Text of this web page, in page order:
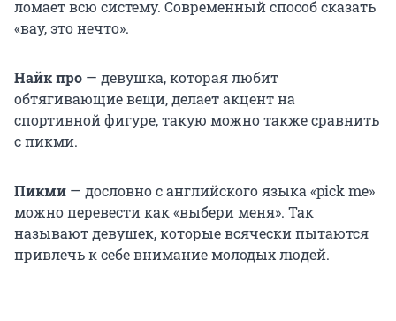
ломает всю систему. Современный способ сказать
«вау, это нечто».
Найк про — девушка, которая любит
обтягивающие вещи, делает акцент на
спортивной фигуре, такую можно также сравнить
с пикми.
Пикми — дословно с английского языка «pick me»
можно перевести как «выбери меня». Так
называют девушек, которые всячески пытаются
привлечь к себе внимание молодых людей.